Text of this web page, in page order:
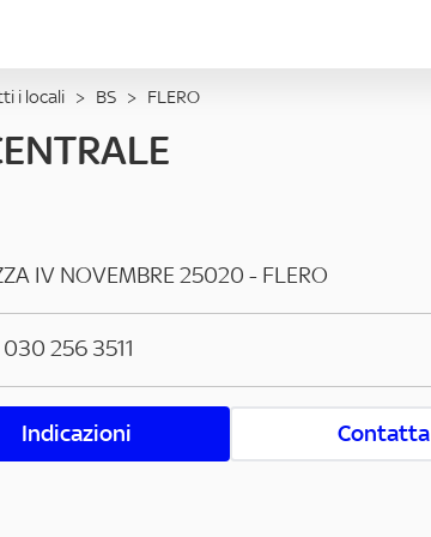
i locali > BS > FLERO
IV NOVEMBRE25020 - FLERO
256 3511
Indicazioni Contatta